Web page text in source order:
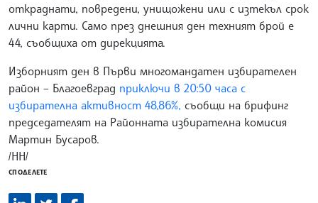
откраднати, повредени, унищожени или с изтекъл срок
лични карти. Само през днешния ден техният брой е
44, съобщиха от дирекцията.
Изборният ден в Първи многомандатен избирателен
район – Благоевград приключи в 20:50 часа с
избирателна активност 48,86%, съобщи на брифинг
председателят на Районната избирателна комисия
Мартин Бусаров.
/НН/
СПОДЕЛЕТЕ